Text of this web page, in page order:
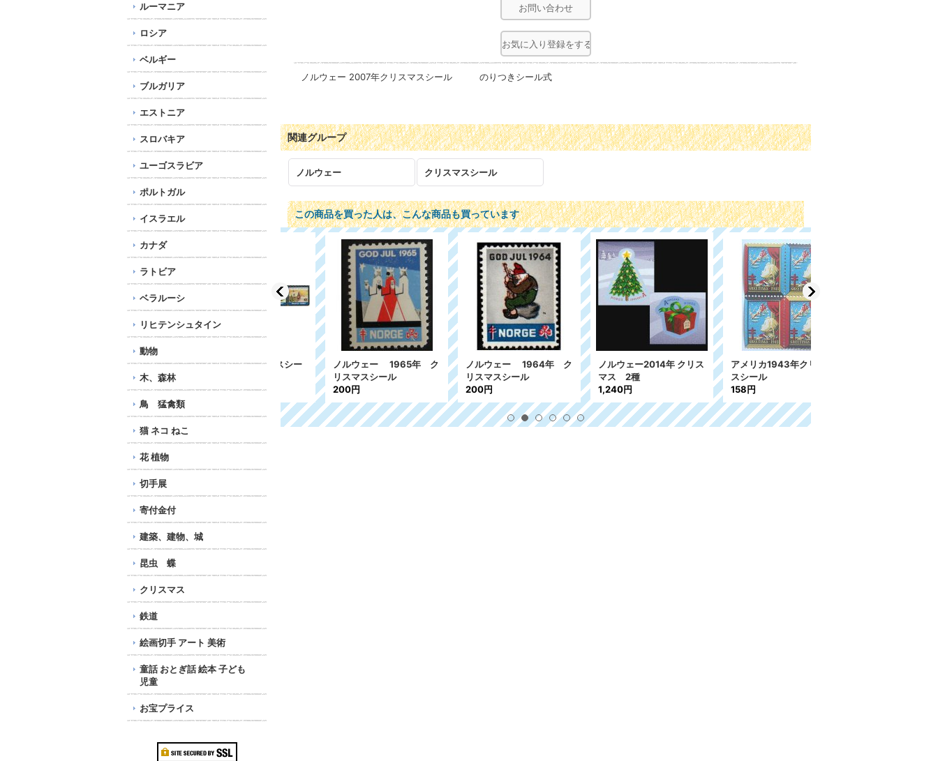
ルーマニア
ロシア
ベルギー
ブルガリア
エストニア
スロバキア
ユーゴスラビア
ポルトガル
イスラエル
カナダ
ラトビア
ベラルーシ
リヒテンシュタイン
動物
木、森林
鳥 猛禽類
猫 ネコ ねこ
花 植物
切手展
寄付金付
建築、建物、城
昆虫 蝶
クリスマス
鉄道
絵画切手 アート 美術
童話 おとぎ話 絵本 子ども
児童
お宝プライス
お問い合わせ
お気に入り登録をする
ノルウェー 2007年クリスマスシール のりつきシール式
関連グループ
ノルウェー クリスマスシール
この商品を買った人は、こんな商品も買っています
アメリカ クリスマスシー
ノルウェー 1965年 ク
リスマスシール
200円
ノルウェー 1964年 ク
リスマスシール
200円
ノルウェー2014年 クリス
マス 2種
1,240円
アメリカ1943年クリスマ
スシール
158円
ノルウェー 1990年クリス
マスシール
200円